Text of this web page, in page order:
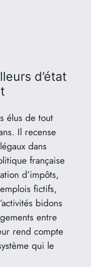
d’état
élus de tout
Il recense
dans
française
d’impôts,
fictifs,
bidons
entre
rend compte
qui le